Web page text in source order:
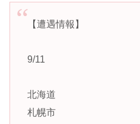
【遭遇情報】
9/11
北海道
札幌市